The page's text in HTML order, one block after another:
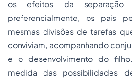
os efeitos da separação
preferencialmente, os pais
mesmas divisões de tarefas
conviviam, acompanhando
e o desenvolvimento do
medida das possibilidades